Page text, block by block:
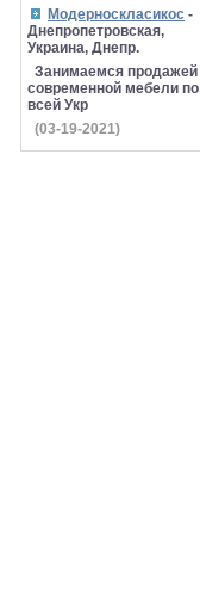
Модерноскласикос -
Днепропетровская,
Украина, Днепр.
Занимаемся продажей
современной мебели по
всей Укр
(03-19-2021)